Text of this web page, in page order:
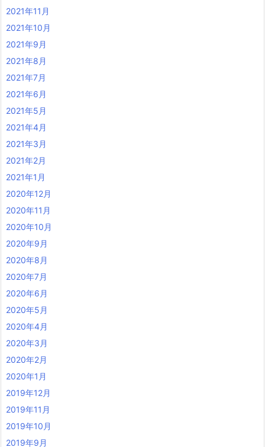
2021年11月
2021年10月
2021年9月
2021年8月
2021年7月
2021年6月
2021年5月
2021年4月
2021年3月
2021年2月
2021年1月
2020年12月
2020年11月
2020年10月
2020年9月
2020年8月
2020年7月
2020年6月
2020年5月
2020年4月
2020年3月
2020年2月
2020年1月
2019年12月
2019年11月
2019年10月
2019年9月